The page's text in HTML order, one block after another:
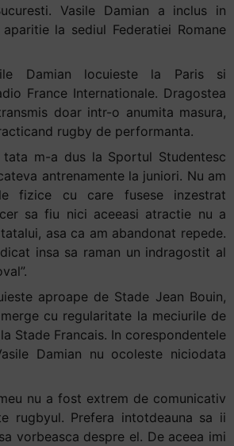
Vasile Damian a inclus in
la sediul Federatiei Romane
Damian locuieste la Paris si
France Internationale. Dragostea
doar intr-o anumita masura,
rugby de performanta.
tata m-a dus la Sportul Studentesc
antrenamente la juniori. Nu am
fizice cu care fusese inzestrat
sa fiu nici aceeasi atractie nu a
asa ca am abandonat repede.
insa sa raman un indragostit al
aproape de Stade Jean Bouin,
cu regularitate la meciurile de
Stade Francais. In corespondentele
Damian nu ocoleste niciodata
nu a fost extrem de comunicativ
rugbyul. Prefera intotdeauna sa ii
vorbeasca despre el. De aceea imi